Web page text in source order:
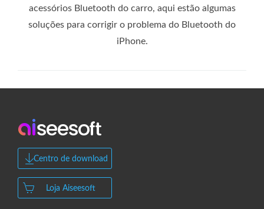
acessórios Bluetooth do carro, aqui estão algumas
soluções para corrigir o problema do Bluetooth do
iPhone.
Centro de download
Loja Aiseesoft